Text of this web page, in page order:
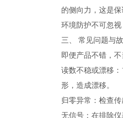
的侧向力，这是
环境防护不可忽
三、 常见问题与
即便产品不错，
读数不稳或漂移
形，造成漂移。
归零异常：检查
无信号：在排除